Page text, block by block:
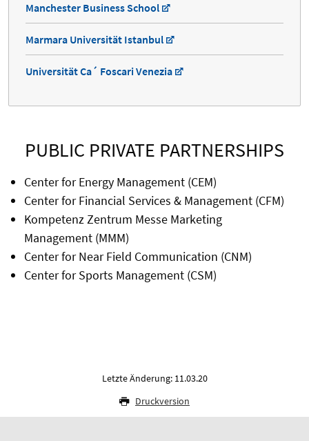
Manchester Business School
Marmara Universität Istanbul
Universität Ca´ Foscari Venezia
PUBLIC PRIVATE PARTNERSHIPS
Center for Energy Management (CEM)
Center for Financial Services & Management (CFM)
Kompetenz Zentrum Messe Marketing
Management (MMM)
Center for Near Field Communication (CNM)
Center for Sports Management (CSM)
Letzte Änderung: 11.03.20
Druckversion